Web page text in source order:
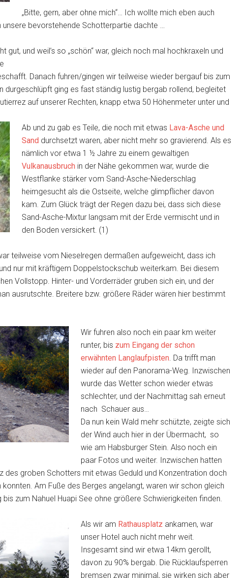
„Bitte, gern, aber ohne mich“… Ich wollte mich eben auch
bevorstehende Schotterpartie dachte …
und weil’s so „schön“ war, gleich noch mal hochkraxeln und
Danach fuhren/gingen wir teilweise wieder bergauf bis zum
durgeschlüpft ging es fast ständig lustig bergab rollend, begleitet
auf unserer Rechten, knapp etwa 50 Höhenmeter unter und
Ab und zu gab es Teile, die noch mit etwas Lava-Asche und
Sand durchsetzt waren, aber nicht mehr so gravierend. Als es
nämlich vor etwa 1 ½ Jahre zu einem gewaltigen
Vulkanausbruch in der Nähe gekommen war, wurde die
Westflanke stärker vom Sand-Asche-Niederschlag
heimgesucht als die Ostseite, welche glimpflicher davon
kam. Zum Glück trägt der Regen dazu bei, dass sich diese
Sand-Asche-Mixtur langsam mit der Erde vermischt und in
den Boden versickert. (1)
teilweise vom Nieselregen dermaßen aufgeweicht, dass ich
nur mit kräftigem Doppelstockschub weiterkam. Bei diesem
Vollstopp. Hinter- und Vorderräder gruben sich ein, und der
ausrutschte. Breitere bzw. größere Räder wären hier bestimmt
Wir fuhren also noch ein paar km weiter
runter, bis zum Eingang der schon
erwähnten Langlaufpisten. Da trifft man
wieder auf den Panorama-Weg. Inzwischen
wurde das Wetter schon wieder etwas
schlechter, und der Nachmittag sah erneut
nach Schauer aus…
Da nun kein Wald mehr schützte, zeigte sich
der Wind auch hier in der Übermacht, so
wie am Habsburger Stein. Also noch ein
paar Fotos und weiter. Inzwischen hatten
des groben Schotters mit etwas Geduld und Konzentration doch
Am Fuße des Berges angelangt, waren wir schon gleich
zum Nahuel Huapi See ohne größere Schwierigkeiten finden.
Als wir am Rathausplatz ankamen, war
unser Hotel auch nicht mehr weit.
Insgesamt sind wir etwa 14km gerollt,
davon zu 90% bergab. Die Rücklaufsperren
bremsen zwar minimal, sie wirken sich aber